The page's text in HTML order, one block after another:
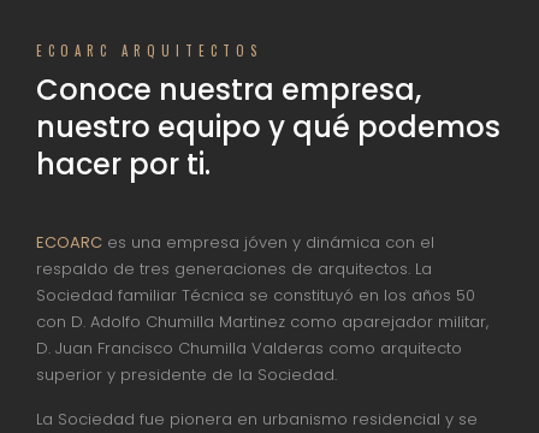
ECOARC ARQUITECTOS
Conoce nuestra empresa,
nuestro equipo y qué podemos
hacer por ti.
ECOARC es una empresa jóven y dinámica con el
respaldo de tres generaciones de arquitectos. La
Sociedad familiar Técnica se constituyó en los años 50
con D. Adolfo Chumilla Martinez como aparejador militar,
D. Juan Francisco Chumilla Valderas como arquitecto
superior y presidente de la Sociedad.
La Sociedad fue pionera en urbanismo residencial y se